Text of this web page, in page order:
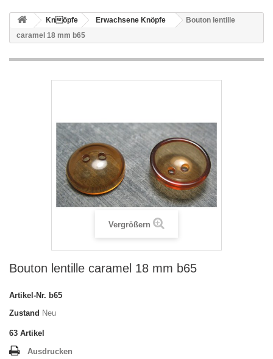
Knöpfe Erwachsene Knöpfe
Bouton lentille
caramel 18 mm b65
Vergrößern
Bouton lentille caramel 18 mm b65
Artikel-Nr. b65
Zustand Neu
63 Artikel
Ausdrucken